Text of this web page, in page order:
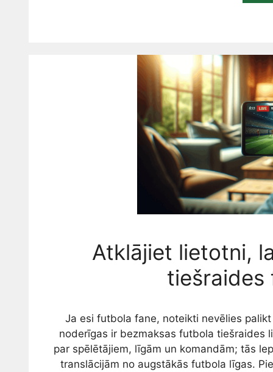
Atklājiet lietotni,
tiešraides
Ja esi futbola fane, noteikti nevēlies
noderīgas ir bezmaksas futbola tiešraides
par spēlētājiem, līgām un komandām; tās
translācijām no augstākās futbola līgas.